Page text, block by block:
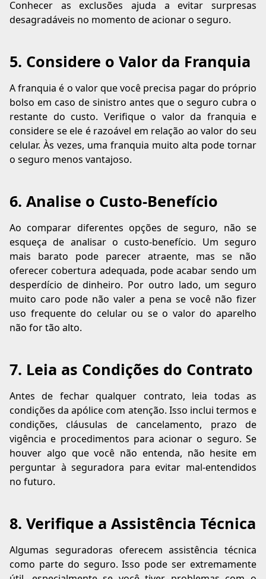
Conhecer as exclusões ajuda a evitar surpresas
desagradáveis no momento de acionar o seguro.
5. Considere o Valor da Franquia
A franquia é o valor que você precisa pagar do próprio
bolso em caso de sinistro antes que o seguro cubra o
restante do custo. Verifique o valor da franquia e
considere se ele é razoável em relação ao valor do seu
celular. Às vezes, uma franquia muito alta pode tornar
o seguro menos vantajoso.
6. Analise o Custo-Benefício
Ao comparar diferentes opções de seguro, não se
esqueça de analisar o custo-benefício. Um seguro
mais barato pode parecer atraente, mas se não
oferecer cobertura adequada, pode acabar sendo um
desperdício de dinheiro. Por outro lado, um seguro
muito caro pode não valer a pena se você não fizer
uso frequente do celular ou se o valor do aparelho
não for tão alto.
7. Leia as Condições do Contrato
Antes de fechar qualquer contrato, leia todas as
condições da apólice com atenção. Isso inclui termos e
condições, cláusulas de cancelamento, prazo de
vigência e procedimentos para acionar o seguro. Se
houver algo que você não entenda, não hesite em
perguntar à seguradora para evitar mal-entendidos
no futuro.
8. Verifique a Assistência Técnica
Algumas seguradoras oferecem assistência técnica
como parte do seguro. Isso pode ser extremamente